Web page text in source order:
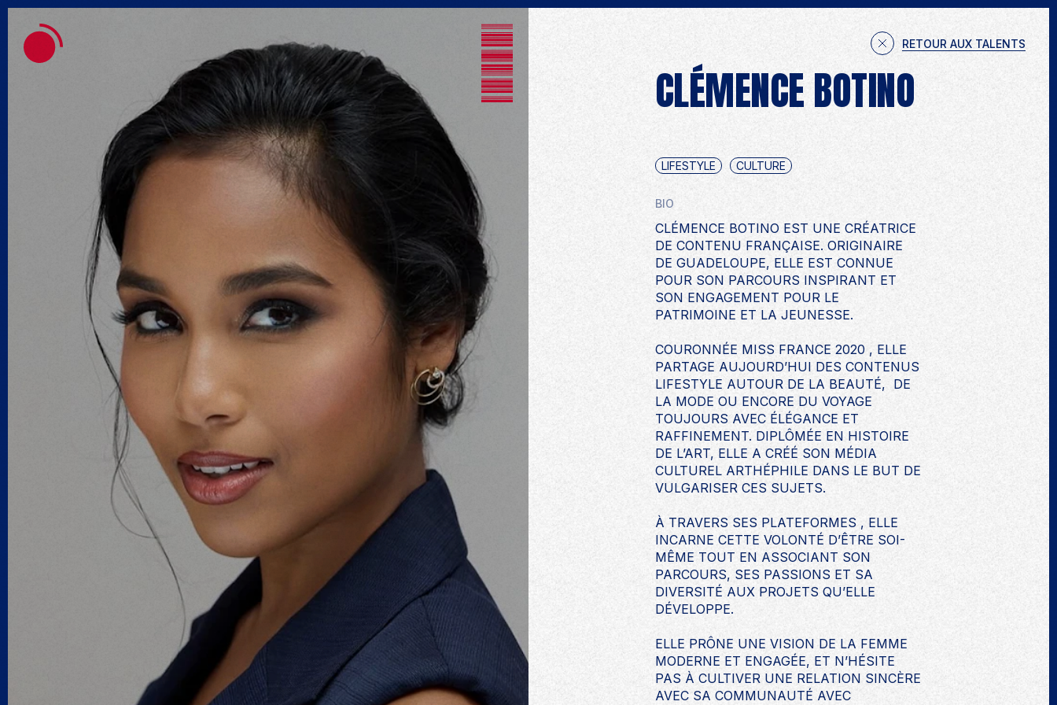
PROJETS EXPERTISES NOUS CONTACTER
RETOUR AUX TALENTS
CLÉMENCE BOTINO
LIFESTYLE CULTURE
BIO
CLÉMENCE BOTINO EST UNE CRÉATRICE
DE CONTENU FRANÇAISE. ORIGINAIRE
DE GUADELOUPE, ELLE EST CONNUE
POUR SON PARCOURS INSPIRANT ET
SON ENGAGEMENT POUR LE
PATRIMOINE ET LA JEUNESSE.
COURONNÉE MISS FRANCE 2020 , ELLE
PARTAGE AUJOURD’HUI DES CONTENUS
LIFESTYLE AUTOUR DE LA BEAUTÉ, DE
LA MODE OU ENCORE DU VOYAGE
TOUJOURS AVEC ÉLÉGANCE ET
RAFFINEMENT. DIPLÔMÉE EN HISTOIRE
DE L’ART, ELLE A CRÉÉ SON MÉDIA
CULTUREL ARTHÉPHILE DANS LE BUT DE
VULGARISER CES SUJETS.
À TRAVERS SES PLATEFORMES , ELLE
INCARNE CETTE VOLONTÉ D’ÊTRE SOI-
MÊME TOUT EN ASSOCIANT SON
PARCOURS, SES PASSIONS ET SA
DIVERSITÉ AUX PROJETS QU’ELLE
DÉVELOPPE.
ELLE PRÔNE UNE VISION DE LA FEMME
MODERNE ET ENGAGÉE, ET N’HÉSITE
PAS À CULTIVER UNE RELATION SINCÈRE
AVEC SA COMMUNAUTÉ AVEC